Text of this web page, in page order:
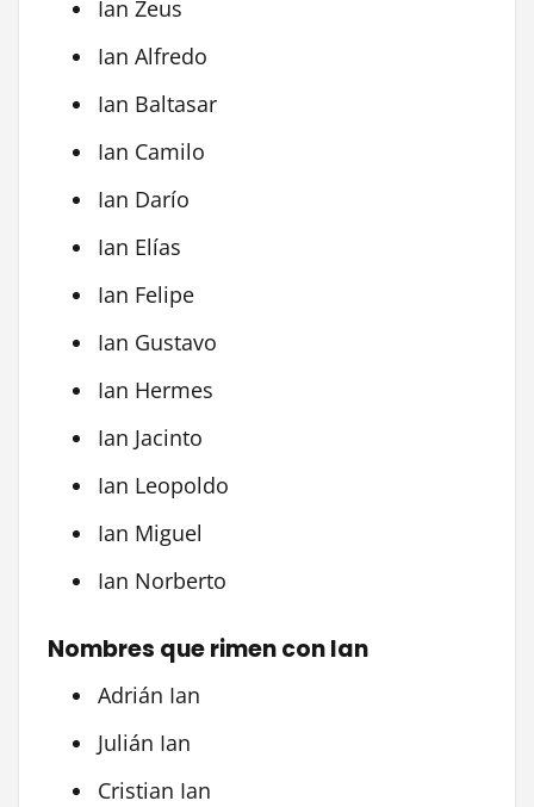
Ian Zeus
Ian Alfredo
Ian Baltasar
Ian Camilo
Ian Darío
Ian Elías
Ian Felipe
Ian Gustavo
Ian Hermes
Ian Jacinto
Ian Leopoldo
Ian Miguel
Ian Norberto
Nombres que rimen con Ian
Adrián Ian
Julián Ian
Cristian Ian